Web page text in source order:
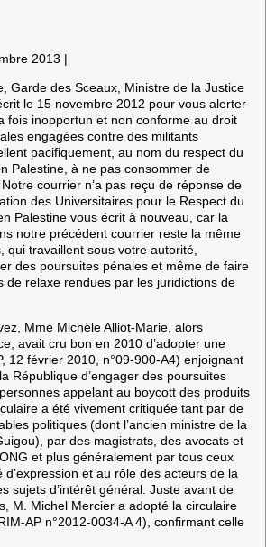
2013 |
Garde des Sceaux, Ministre de la Justice
le 15 novembre 2012 pour vous alerter
fois inopportun et non conforme au droit
engagées contre des militants
pacifiquement, au nom du respect du
Palestine, à ne pas consommer de
courrier n’a pas reçu de réponse de
des Universitaires pour le Respect du
Palestine vous écrit à nouveau, car la
notre précédent courrier reste la même
qui travaillent sous votre autorité,
des poursuites pénales et même de faire
de relaxe rendues par les juridictions de
Mme Michèle Alliot-Marie, alors
avait cru bon en 2010 d’adopter une
12 février 2010, n°09-900-A4) enjoignant
République d’engager des poursuites
appelant au boycott des produits
a été vivement critiquée tant par de
politiques (dont l’ancien ministre de la
par des magistrats, des avocats et
et plus généralement par tous ceux
d’expression et au rôle des acteurs de la
sujets d’intérêt général. Juste avant de
M. Michel Mercier a adopté la circulaire
AP n°2012-0034-A 4), confirmant celle